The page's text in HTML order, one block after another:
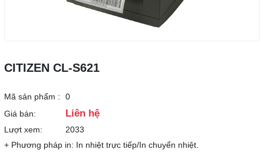
CITIZEN CL-S621
Mã sản phẩm :
0
Giá bán:
Liên hệ
Lượt xem:
2033
+ Phương pháp in: In nhiệt trực tiếp/In chuyển nhiệt.